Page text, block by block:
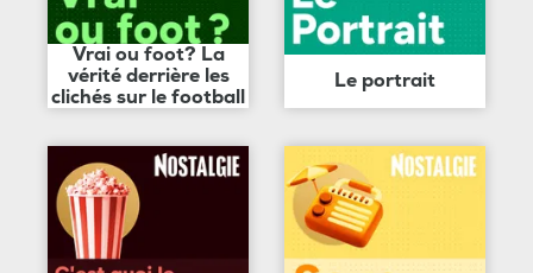
Vrai ou foot? La
vérité derrière les
clichés sur le football
Le portrait